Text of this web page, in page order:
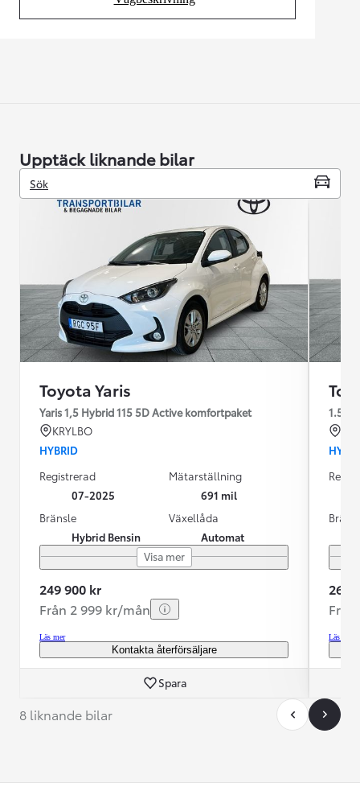
(Opens in new tab)
Upptäck liknande bilar
Sök
Toyota Yaris
Yaris 1,5 Hybrid 115 5D Active komfortpaket
KRYLBO
HYBRID
Registrerad
07-2025
Mätarställning
691 mil
Bränsle
Hybrid Bensin
Växellåda
Automat
Visa mer
249 900 kr
Från 2 999 kr/mån
Läs mer
Kontakta återförsäljare
Spara
269
Läs mer
8 liknande bilar